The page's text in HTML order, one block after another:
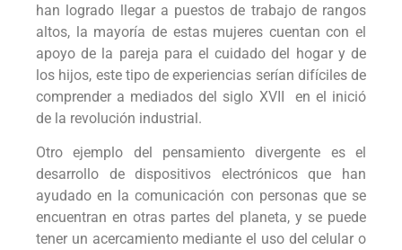
han logrado llegar a puestos de trabajo de rangos
altos, la mayoría de estas mujeres cuentan con el
apoyo de la pareja para el cuidado del hogar y de
los hijos, este tipo de experiencias serían difíciles de
comprender a mediados del siglo XVII en el inició
de la revolución industrial.
Otro ejemplo del pensamiento divergente es el
desarrollo de dispositivos electrónicos que han
ayudado en la comunicación con personas que se
encuentran en otras partes del planeta, y se puede
tener un acercamiento mediante el uso del celular o